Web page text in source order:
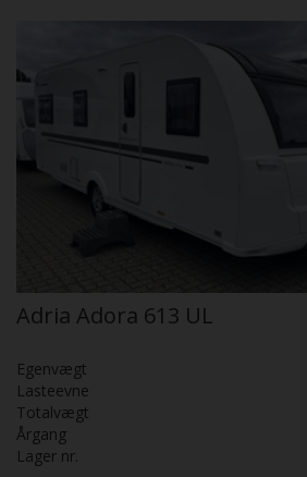
Adria Adora 613 UL
Egenvægt
Lasteevne
Totalvægt
Årgang
Lager nr.